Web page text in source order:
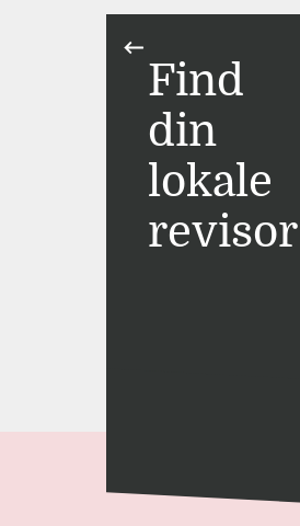
Find
din
lokale
revisor
Previous